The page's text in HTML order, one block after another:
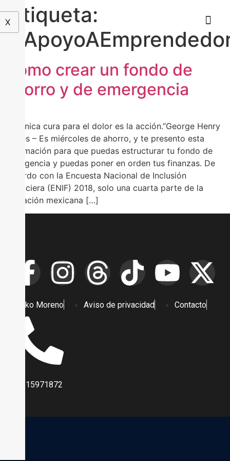
XEtiqueta:
Cómo crear un fondo de
ahorro y de emergencia
“La única cura para el dolor es la acción.”George Henry
Lewes – Es miércoles de ahorro, y te presento esta
información para que puedas estructurar tu fondo de
emergencia y puedas poner en orden tus finanzas. De
acuerdo con la Encuesta Nacional de Inclusión
Financiera (ENIF) 2018, solo una cuarta parte de la
población mexicana […]
Pako Moreno Aviso de privacidad Contacto
5515971872